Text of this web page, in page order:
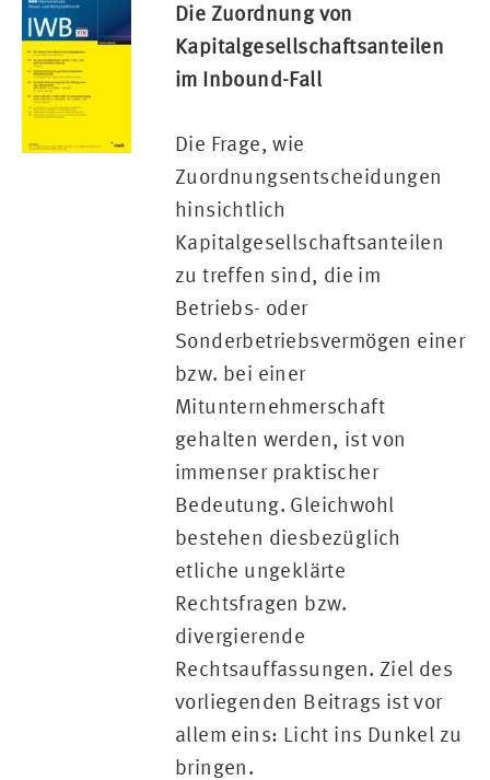
Die Zuordnung von
Kapitalgesellschaftsanteilen
im Inbound-Fall
Die Frage, wie
Zuordnungsentscheidungen
hinsichtlich
Kapitalgesellschaftsanteilen
zu treffen sind, die im
Betriebs- oder
Sonderbetriebsvermögen einer
bzw. bei einer
Mitunternehmerschaft
gehalten werden, ist von
immenser praktischer
Bedeutung. Gleichwohl
bestehen diesbezüglich
etliche ungeklärte
Rechtsfragen bzw.
divergierende
Rechtsauffassungen. Ziel des
vorliegenden Beitrags ist vor
allem eins: Licht ins Dunkel zu
bringen.